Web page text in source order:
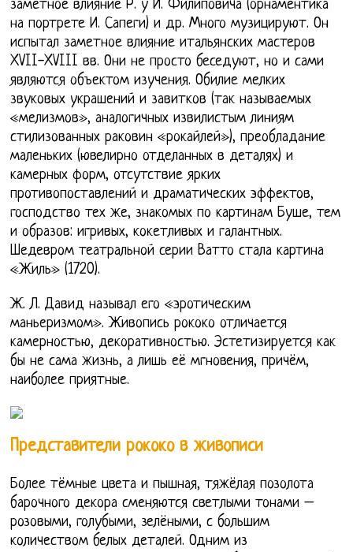
заметное влияние Р. у И. Филиповича (орнаментика
на портрете И. Сапеги) и др. Много музицируют. Он
испытал заметное влияние итальянских мастеров
XVII-XVIII вв. Они не просто беседуют, но и сами
являются объектом изучения. Обилие мелких
звуковых украшений и завитков (так называемых
«мелизмов», аналогичных извилистым линиям
стилизованных раковин «рокайлей»), преобладание
маленьких (ювелирно отделанных в деталях) и
камерных форм, отсутствие ярких
противопоставлений и драматических эффектов,
господство тех же, знакомых по картинам Буше, тем
и образов: игривых, кокетливых и галантных.
Шедевром театральной серии Ватто стала картина
«Жиль» (1720).
Ж. Л. Давид называл его «эротическим
маньеризмом». Живопись рококо отличается
камерностью, декоративностью. Эстетизируется как
бы не сама жизнь, а лишь её мгновения, причём,
наиболее приятные.
Представители рококо в живописи
Более тёмные цвета и пышная, тяжёлая позолота
барочного декора сменяются светлыми тонами –
розовыми, голубыми, зелёными, с большим
количеством белых деталей. Одним из